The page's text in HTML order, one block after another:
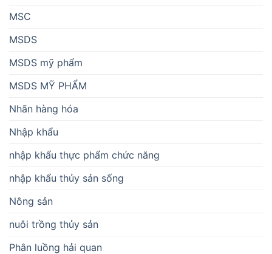
MSC
MSDS
MSDS mỹ phẩm
MSDS MỸ PHẨM
Nhãn hàng hóa
Nhập khẩu
nhập khẩu thực phẩm chức năng
nhập khẩu thủy sản sống
Nông sản
nuôi trồng thủy sản
Phân luồng hải quan